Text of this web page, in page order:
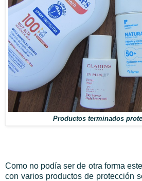
Productos terminados
Como no podía ser de otra forma
con varios productos de protección